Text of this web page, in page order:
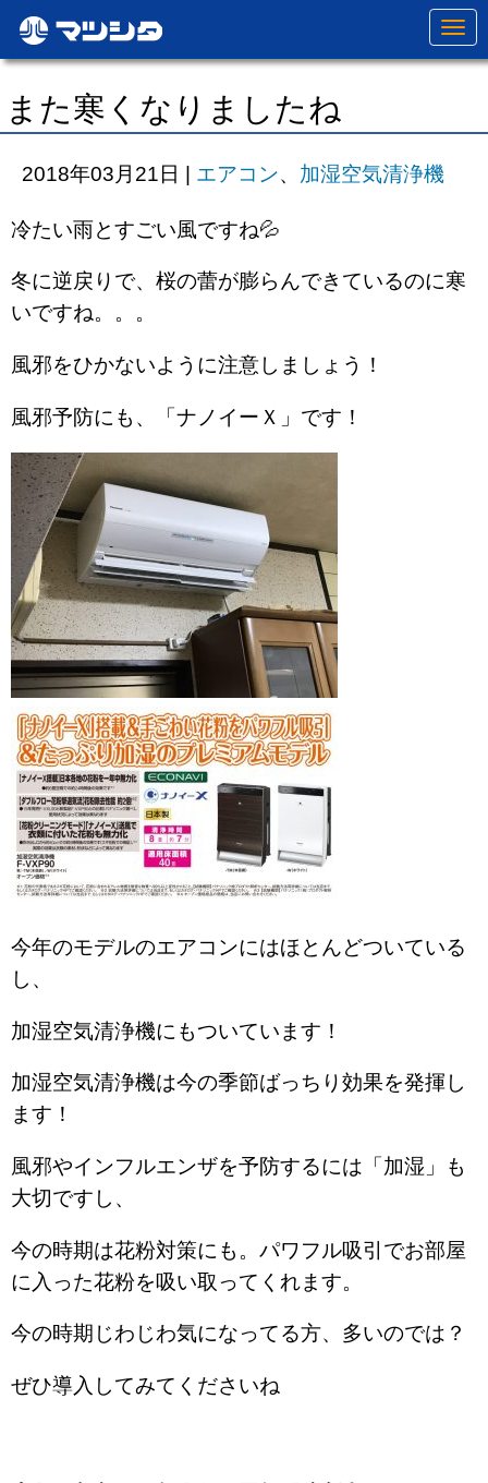
N
a
v
t
また寒くなりましたね
2018年03月21日 | エアコン、 加湿空気清浄機
冷たい雨とすごい風ですね💦
冬に逆戻りで、桜の蕾が膨らんできているのに寒
いですね。。。
風邪をひかないように注意しましょう！
風邪予防にも、「ナノイーＸ」です！
今年のモデルのエアコンにはほとんどついている
し、
加湿空気清浄機にもついています！
加湿空気清浄機は今の季節ばっちり効果を発揮し
ます！
風邪やインフルエンザを予防するには「加湿」も
大切ですし、
今の時期は花粉対策にも。パワフル吸引でお部屋
に入った花粉を吸い取ってくれます。
今の時期じわじわ気になってる方、多いのでは？
ぜひ導入してみてくださいね